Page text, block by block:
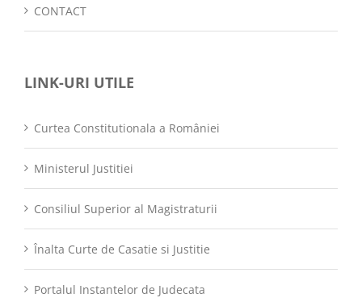
CONTACT
LINK-URI UTILE
Curtea Constitutionala a României
Ministerul Justitiei
Consiliul Superior al Magistraturii
Înalta Curte de Casatie si Justitie
Portalul Instantelor de Judecata